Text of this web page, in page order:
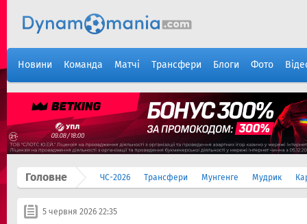
Новини Команда Матчі Трансфери Блоги Фото
Головне ЧС-2026 Трансфери Мунгенге Мудрик
5 червня 2026 22:35